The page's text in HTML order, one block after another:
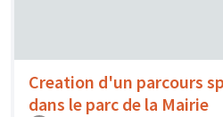
Creation d'un parcours
dans le parc de la Mairie